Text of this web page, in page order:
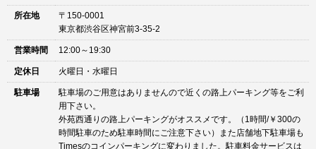
所在地
〒150-0001
東京都渋谷区神宮前3-35-2
営業時間 12:00～19:30
定休日 火曜日・水曜日
駐車場
駐車場のご用意はありませんので近くの路上パーキング等をご利
用下さい。
外苑西通りの路上パーキングがオススメです。（1時間/￥300の
時間駐車のため駐車時間にご注意下さい）また店舗地下駐車場も
Timesのコインパーキングに変わりました。駐車料金サービスは